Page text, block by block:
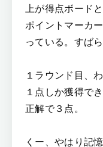
上が得点ボード
ポイントマーカ
っている。すば
１ラウンド目、
１点しか獲得で
正解で３点。
くー、やはり記